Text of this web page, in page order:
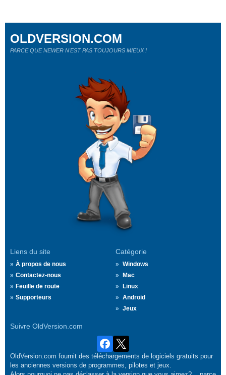
Liens du site
À propos de nous
Contactez-nous
Feuille de route
Supporteurs
Catégorie
Windows
Mac
Linux
Android
Jeux
Suivre OldVersion.com
OLDVERSION.COM
PARCE QUE NEWER N'EST PAS TOUJOURS MIEUX !
OldVersion.com fournit des téléchargements de logiciels gratuits pour
les anciennes versions de programmes, pilotes et jeux.